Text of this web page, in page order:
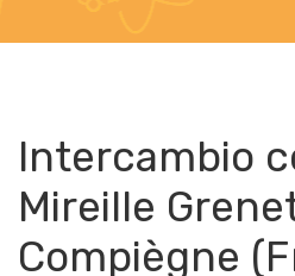
Intercambio
Mireille
Compiègne